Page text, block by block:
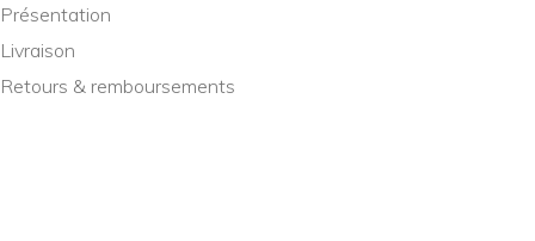
Présentation
Livraison
Retours & remboursements